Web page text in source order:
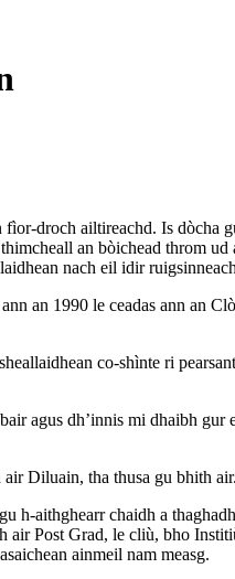
droch ailtireachd. Is dòcha
an bòichead throm
nach eil idir
an 1990 le ceadas ann an
co-shìnte ri
agus dh’innis mi dhaibh gur
air Diluain, tha thusa gu bhith
aithghearr chaidh a
air Post Grad, le cliù, bho
ainmeil nam measg.